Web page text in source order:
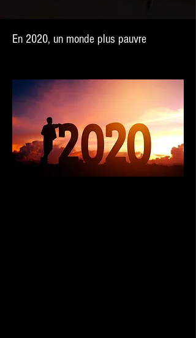
En 2020, un monde plus pauvre